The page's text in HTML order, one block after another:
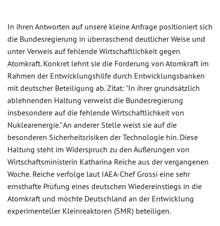
In ihren Antworten auf unsere kleine Anfrage positioniert sich
die Bundesregierung in überraschend deutlicher Weise und
unter Verweis auf fehlende Wirtschaftlichkeit gegen
Atomkraft. Konkret lehnt sie die Förderung von Atomkraft im
Rahmen der Entwicklungshilfe durch Entwicklungsbanken
mit deutscher Beteiligung ab. Zitat: "In ihrer grundsätzlich
ablehnenden Haltung verweist die Bundesregierung
insbesondere auf die fehlende Wirtschaftlichkeit von
Nuklearenergie." An anderer Stelle weist sie auf die
besonderen Sicherheitsrisiken der Technologie hin. Diese
Haltung steht im Widerspruch zu den Äußerungen von
Wirtschaftsministerin Katharina Reiche aus der vergangenen
Woche. Reiche verfolge laut IAEA-Chef Grossi eine sehr
ernsthafte Prüfung eines deutschen Wiedereinstiegs in die
Atomkraft und möchte Deutschland an der Entwicklung
experimenteller Kleinreaktoren (SMR) beteiligen.